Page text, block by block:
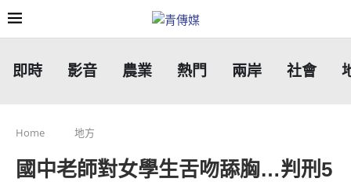
即時 影音 農業 熱門 兩岸 社會
Home 地方
國中老師對女學生舌吻舔胸…判刑5